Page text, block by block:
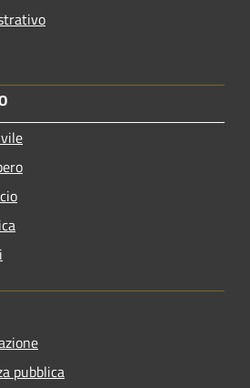
pubblica